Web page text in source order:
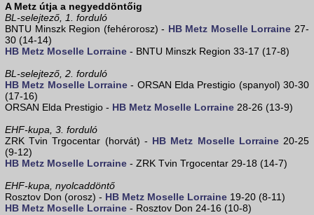
A Metz útja a negyeddöntőig
BL-selejtező, 1. forduló
BNTU Minszk Region (fehérorosz) - HB Metz Moselle Lorraine 27-
30 (14-14)
HB Metz Moselle Lorraine - BNTU Minszk Region 33-17 (17-8)
BL-selejtező, 2. forduló
HB Metz Moselle Lorraine - ORSAN Elda Prestigio (spanyol) 30-30
(17-16)
ORSAN Elda Prestigio - HB Metz Moselle Lorraine 28-26 (13-9)
EHF-kupa, 3. forduló
ZRK Tvin Trgocentar (horvát) - HB Metz Moselle Lorraine20-25
(9-12)
HB Metz Moselle Lorraine - ZRK Tvin Trgocentar 29-18 (14-7)
EHF-kupa, nyolcaddöntő
Rosztov Don (orosz) - HB Metz Moselle Lorraine 19-20 (8-11)
HB Metz Moselle Lorraine - Rosztov Don 24-16 (10-8)